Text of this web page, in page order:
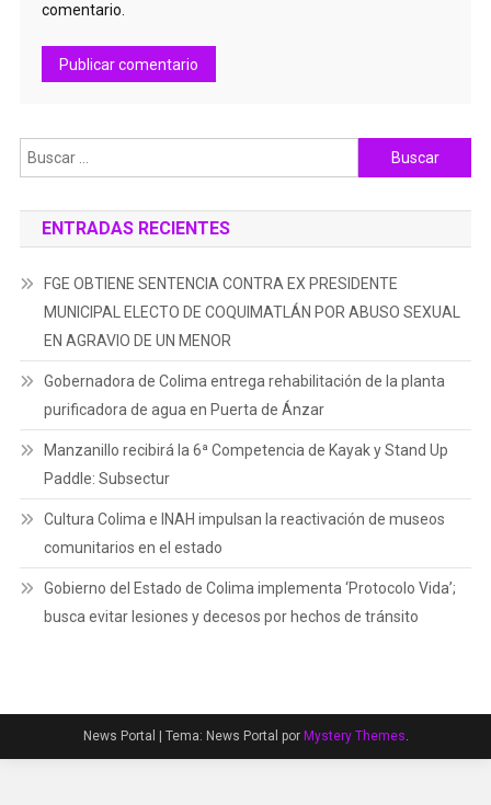
comentario.
Buscar:
ENTRADAS RECIENTES
FGE OBTIENE SENTENCIA CONTRA EX PRESIDENTE
MUNICIPAL ELECTO DE COQUIMATLÁN POR ABUSO SEXUAL
EN AGRAVIO DE UN MENOR
Gobernadora de Colima entrega rehabilitación de la planta
purificadora de agua en Puerta de Ánzar
Manzanillo recibirá la 6ª Competencia de Kayak y Stand Up
Paddle: Subsectur
Cultura Colima e INAH impulsan la reactivación de museos
comunitarios en el estado
Gobierno del Estado de Colima implementa ‘Protocolo Vida’;
busca evitar lesiones y decesos por hechos de tránsito
News Portal Tema: News Portal por Mystery Themes.